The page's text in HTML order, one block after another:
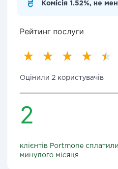
Комісія 1.52%, не
Рейтинг послуги
Оцінили 2 користувачів
2
клієнтів Portmone
минулого місяця